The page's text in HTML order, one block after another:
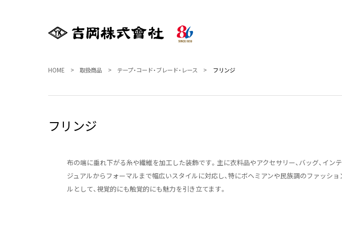
HOME 取扱商品 テープ・コード・ブレード・レース フリンジ
フリンジ
布の端に垂れ下がる糸や繊維を加工した装飾です。主に衣料品やアクセサリー、バッグ、イ
ジュアルからフォーマルまで幅広いスタイルに対応し、特にボヘミアンや民族調のファッシ
ルとして、視覚的にも触覚的にも魅力を引き立てます。